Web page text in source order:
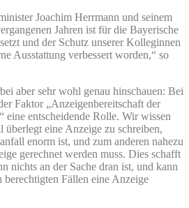
Joachim Herrmann und seinem
Jahren ist für die Bayerische
und der Schutz unserer Kolleginnen
Ausstattung verbessert worden,“ so
aber sehr wohl genau hinschauen: Bei
Faktor „Anzeigenbereitschaft der
entscheidende Rolle. Wir wissen
überlegt eine Anzeige zu schreiben,
enorm ist, und zum anderen nahezu
gerechnet werden muss. Dies schafft
nichts an der Sache dran ist, und kann
berechtigten Fällen eine Anzeige